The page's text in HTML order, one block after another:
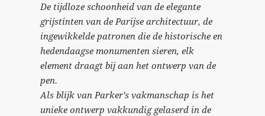
De tijdloze schoonheid van de elegante
grijstinten van de Parijse architectuur, de
ingewikkelde patronen die de historische en
hedendaagse monumenten sieren, elk
element draagt ​​bij aan het ontwerp van de
pen.
Als blijk van Parker's vakmanschap is het
unieke ontwerp vakkundig gelaserd in de